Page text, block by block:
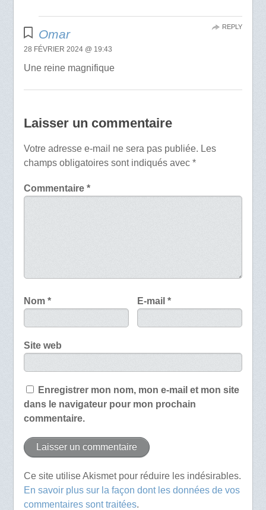
Omar
28 FÉVRIER 2024 @ 19:43
Une reine magnifique
REPLY
Laisser un commentaire
Votre adresse e-mail ne sera pas publiée. Les
champs obligatoires sont indiqués avec *
Commentaire *
Nom * E-mail*
Site web
Enregistrer mon nom, mon e-mail et mon site
dans le navigateur pour mon prochain
commentaire.
Ce site utilise Akismet pour réduire les indésirables.
En savoir plus sur la façon dont les données de vos
commentaires sont traitées.